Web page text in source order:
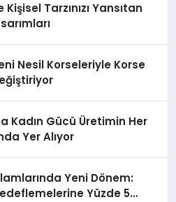
Tarzınızı Yansıtan
Nesil Korseleriyle Korse
Kadın Gücü Üretimin Her
Yer Alıyor
Yeni Dönem:
Yüzde 5